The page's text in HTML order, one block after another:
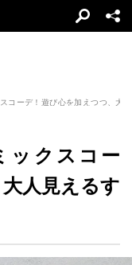
コーデ！遊び心を加えつつ、大
ックスコー
人見えるす